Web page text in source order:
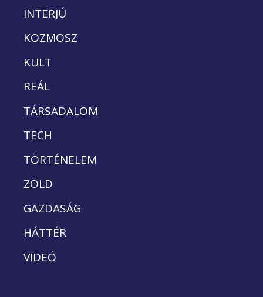
INTERJÚ
KOZMOSZ
KULT
REÁL
TÁRSADALOM
TECH
TÖRTÉNELEM
ZÖLD
GAZDASÁG
HÁTTÉR
VIDEÓ